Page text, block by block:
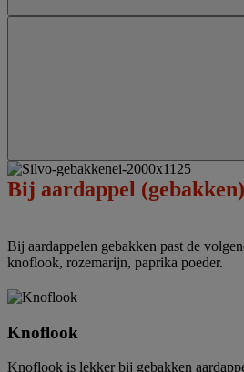
Bij aardappel
Bij aardappelen gebakken past de
knoflook, rozemarijn, paprika poeder.
Knoflook
Knoflook is lekker bij gebakken